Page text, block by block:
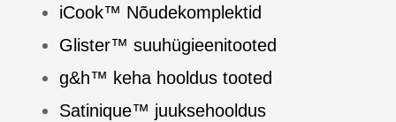
iCook™ Nõudekomplektid
Glister™ suuhügieenitooted
g&h™ keha hooldus tooted
Satinique™ juuksehooldus